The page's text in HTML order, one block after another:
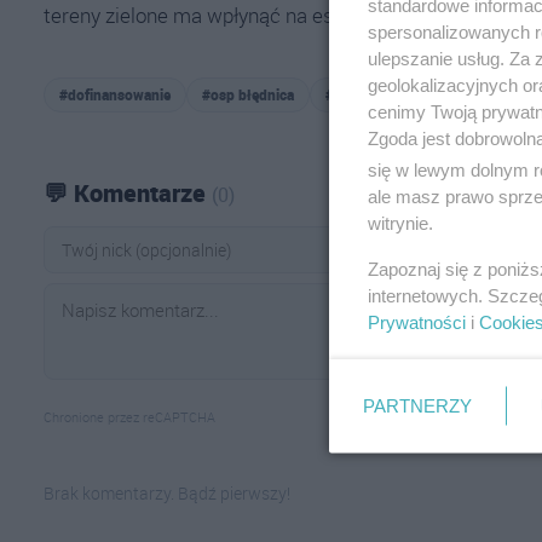
tereny zielone ma wpłynąć na estetykę i
#dofinansowanie #osp błędnica #tereny zielone w małkini
💬 Komentarze (0)
Chronione przez reCAPTCHA
Brak komentarzy. Bądź pierwszy!
standardowe
spersonalizowanych
ulepszanie usług.
geolokalizacyjnych
cenimy Twoją
Zgoda jest
się w lewym dolnym
ale masz prawo
witrynie.
Zapoznaj się z
internetowych.
Prywatności i Cookies
PARTNERZY